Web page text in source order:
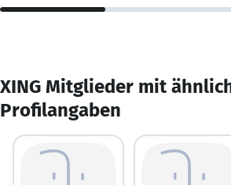
XING Mitglieder mit
Profilangaben